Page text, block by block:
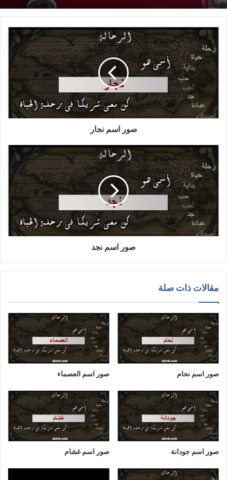
صور اسم نجار
صور اسم نجد
مقالات ذات صلة
صور اسم نحام صور اسم العصماء
صور اسم جودانة صور اسم غشام